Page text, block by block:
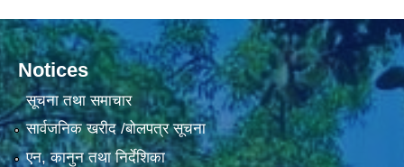
Notices
सूचना तथा समाचार
सार्वजनिक खरीद /बोलपत्र सूचना
एन, कानुन तथा निर्देशिका